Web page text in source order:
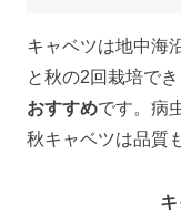
キャベツは地中海
と秋の2回栽培でき
おすすめです。病
秋キャベツは品質